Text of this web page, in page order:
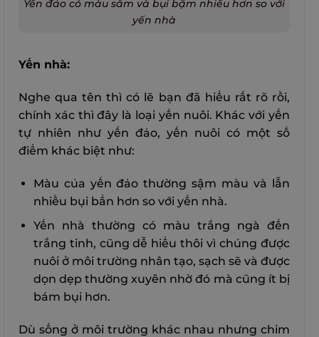
Yến đảo có màu sẫm và bụi bặm nhiều hơn so với
yến nhà
Yến nhà:
Nghe qua tên thì có lẽ bạn đã hiểu rất rõ rồi,
chính xác thì đây là loại yến nuôi. Khác với yến
tự nhiên như yến đảo, yến nuôi có một số
điểm khác biệt như:
Màu của yến đảo thường sậm màu và lẫn
nhiều bụi bẩn hơn so với yến nhà.
Yến nhà thường có màu trắng ngà đến
trắng tinh, cũng dễ hiểu thôi vì chúng được
nuôi ở môi trường nhân tạo, sạch sẽ và được
dọn dẹp thường xuyên nhờ đó mà cũng ít bị
bám bụi hơn.
Dù sống ở môi trường khác nhau nhưng chim